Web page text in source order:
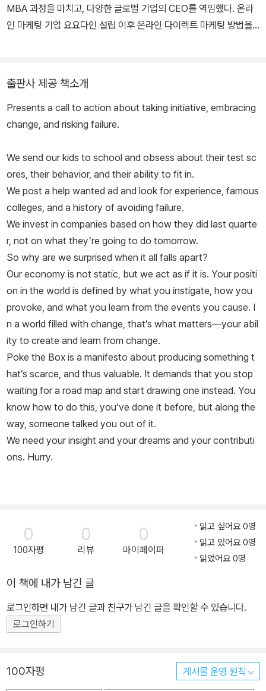
MBA 과정을 마치고, 다양한 글로벌 기업의 CEO를 역임했다. 온라
인 마케팅 기업 요요다인 설립 이후 온라인 다이렉트 마케팅 방법을
헌액되었다. 30여 년간 마케팅의 개념을 새롭게 정의하고, 시대를 앞
서가는 혁신적인 마케팅 기법을 제시한 결과였다. 그는 수많은 기업
인이 생각하고 행동하는 방식에 변화를 몰고 왔다. 그의 블로그는 《타
는 블로그 25위 안에 꼭 들어간다. 『린치핀』, 『보랏빛 소가 온다』,
『마케팅이다』, 『의미의 시대』, 『더 프랙티스』 등을 썼으며, 그의 저서
는 전 세계 37개국에 번역되어 글로벌 베스트셀러로 자리매김했다.
출판사 제공 책소개
Presents a call to action about taking initiative, embracing
change, and risking failure.
We send our kids to school and obsess about their test sc
ores, their behavior, and their ability to fit in.
We post a help wanted ad and look for experience, famous
colleges, and a history of avoiding failure.
We invest in companies based on how they did last quarte
r, not on what they’re going to do tomorrow.
So why are we surprised when it all falls apart?
Our economy is not static, but we act as if it is. Your positi
on in the world is defined by what you instigate, how you
provoke, and what you learn from the events you cause. I
n a world filled with change, that’s what matters—your abil
ity to create and learn from change.
Poke the Box is a manifesto about producing something t
hat’s scarce, and thus valuable. It demands that you stop
waiting for a road map and start drawing one instead. You
know how to do this, you’ve done it before, but along the
way, someone talked you out of it.
We need your insight and your dreams and your contributi
ons. Hurry.
0
100자평
0
리뷰
0
마이페이퍼
읽고 싶어요 0명
읽고 있어요 0명
읽었어요 0명
이 책에 내가 남긴 글
로그인하면 내가 남긴 글과 친구가 남긴 글을 확인할 수 있습니다.
로그인하기
100자평 게시물 운영 원칙